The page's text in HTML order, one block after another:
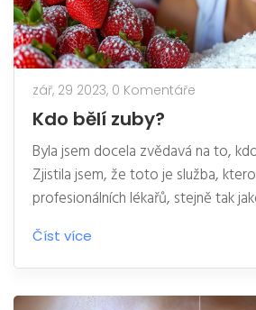
zář, 29 2023, 0 Komentáře
Kdo bělí zuby?
Byla jsem docela zvědavá na to,
Zjistila jsem, že toto je služba,
profesionálních lékařů, stejně tak
kosmetické salony. Nepodceňujte
vybělených zubů ve vašem úsměvu.
zubů něco, co bychom mohli
profesionální péče je vždy lepší
Číst více